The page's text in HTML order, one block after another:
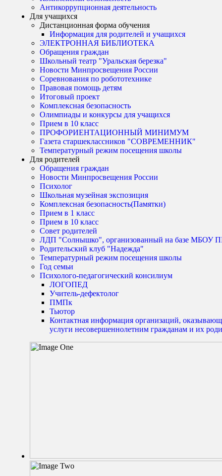
Антикоррупционная деятельность
Для учащихся
Дистанционная форма обучения
Информация для родителей и учащихся
ЭЛЕКТРОННАЯ БИБЛИОТЕКА
Обращения граждан
Школьный театр "Уральская березка"
Новости Минпросвещения России
Соревнования по робототехнике
Правовая помощь детям
Итоговый проект
Комплексная безопасность
Олимпиады и конкурсы для учащихся
Прием в 10 класс
ПРОФОРИЕНТАЦИОННЫЙ МИНИМУМ
Газета старшеклассников "СОВРЕМЕННИК"
Температурный режим посещения школы
Для родителей
Обращения граждан
Новости Минпросвещения России
Психолог
Школьная музейная экспозиция
Комплексная безопасность(Памятки)
Прием в 1 класс
Прием в 10 класс
Совет родителей
ЛДП "Солнышко", организованный на базе
Родительский клуб "Надежда"
Температурный режим посещения школы
Год семьи
Психолого-педагогический консилиум
ЛОГОПЕД
Учитель-дефектолог
ПМПк
Тьютор
Контактная информация организаций,
услуги несовершеннолетним гражданам и их